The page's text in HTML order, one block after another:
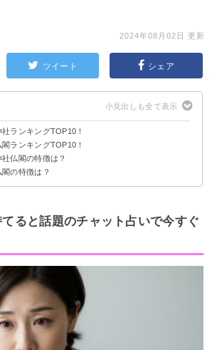
2024年08月02日 更新
ツイート シェア
ランキングTOP10！
（京都府）
山県）
（京都府）
京都）
北海道）
都府）
根県）
東京都）
京都）
（山梨県）
ランキングTOP10！
森県）
府）
県）
府）
本堂（長野県）
京都府）
県）
府）
京都府）
（千葉県）
仏閣の特徴は？
の相性が悪い
いない廃神社
た神社
にある神様が祀られている神社
じる神社
の特徴は？
されている神社
いい神社
ると感じる神社
ると話題のチャット占いで今すぐ